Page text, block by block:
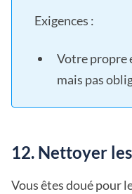
Exigences :
Votre propre
mais pas
12. Nettoyer
Vous êtes doué pour